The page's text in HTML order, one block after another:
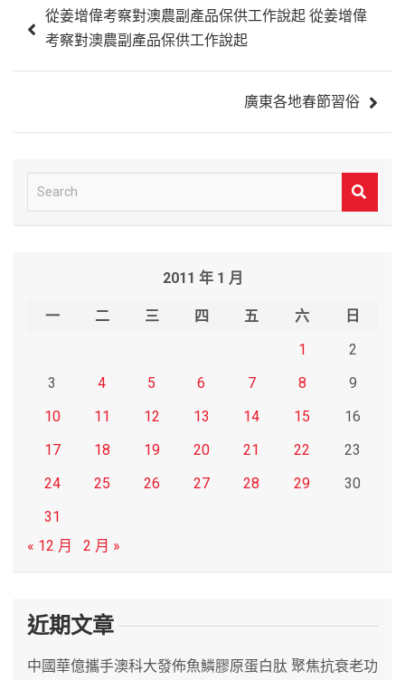
章 從姜增偉考察對澳農副產品保供工作說起 從姜增偉
考察對澳農副產品保供工作說起
廣東各地春節習俗
e
2011 年 1 月
一 二 三 四 五 六
日
1
2
3
4 5 6 7 8
9
10
11 12 13 14 15
16
17
18 19 20 21 22
23
24
25 26 27 28 29
30
31
« 12 月
2 月 »
近期文章
中國華億攜手澳科大發佈魚鱗膠原蛋白肽 聚焦抗衰老功